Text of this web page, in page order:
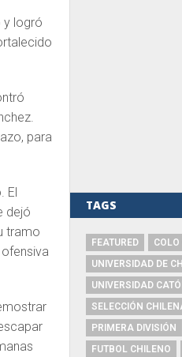
y logró
para
El
dejó
tramo
TAGS
FEATURED
COLO
UNIVERSIDAD DE
UNIVERSIDAD
SELECCIÓN
PRIMERA DIVISIÓN
FUTBOL CHILENO